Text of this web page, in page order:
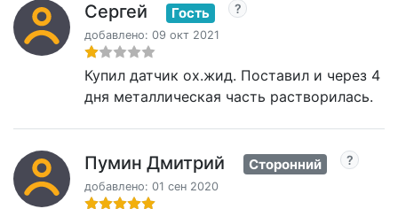
Сергей Гость
добавлено: 09 окт 2021
Купил датчик ох.жид. Поставил и через 4
дня металлическая часть растворилась.
Пумин Дмитрий Сторонний
добавлено: 01 сен 2020